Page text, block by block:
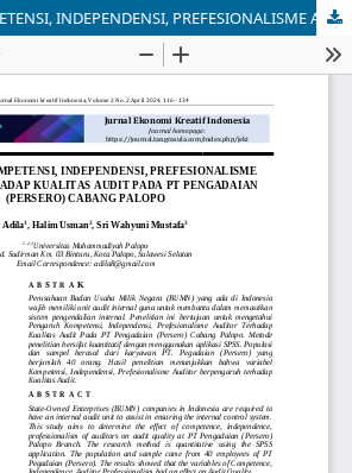
PENGARUH KOMPETENSI, INDEPENDENSI, PREFESIONALISME AUDITOR TERHADAP KUALITAS AUDIT PADA PT PENGADAIAN (PERSERO) CABANG PALOPO